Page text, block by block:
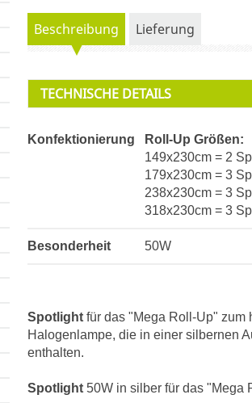
Beschreibung Lieferung
TECHNISCHE DETAILS
Konfektionierung
Roll-Up Größen:
149x230cm = 2
179x230cm = 3
238x230cm = 3
318x230cm = 3
Besonderheit 50W
Spotlight für das "Mega Roll-Up" zum
Halogenlampe, die in einer silbernen
enthalten.
Spotlight 50W in silber für das "Mega